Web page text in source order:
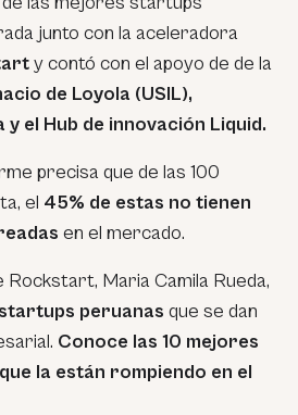
junto con la aceleradora
y contó con el apoyo de de la
de Loyola (USIL),
y el Hub de innovación Liquid.
precisa que de las 100
el 45% de estas no tienen
en el mercado.
Maria Camila Rueda,
peruanas que se dan
Conoce las 10 mejores
la están rompiendo en el